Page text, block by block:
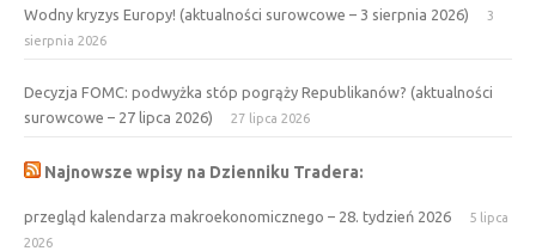
Wodny kryzys Europy! (aktualności surowcowe – 3 sierpnia 2026)
3
sierpnia 2026
Decyzja FOMC: podwyżka stóp pogrąży Republikanów? (aktualności
surowcowe – 27 lipca 2026)
27 lipca 2026
Najnowsze wpisy na Dzienniku Tradera:
przegląd kalendarza makroekonomicznego – 28. tydzień 2026
5 lipca
2026